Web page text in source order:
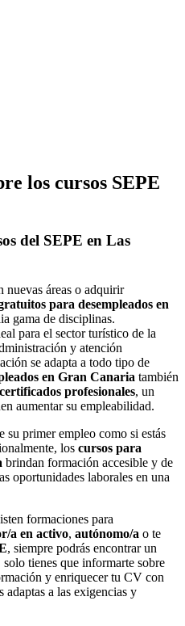
los cursos SEPE
del SEPE en Las
nuevas áreas o adquirir
para desempleados en
gama de disciplinas.
para el sector turístico de la
y atención
se adapta a todo tipo de
en Gran Canaria también
certificados profesionales, un
aumentar su empleabilidad.
su primer empleo como si estás
los cursos para
brindan formación accesible y de
oportunidades laborales en una
formaciones para
a en activo, autónomo/a o te
, siempre podrás encontrar un
solo tienes que informarte sobre
y enriquecer tu CV con
adaptas a las exigencias y